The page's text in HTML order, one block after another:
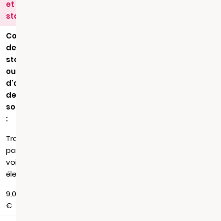
et
statuts
Copie
de
statuts
ou
d'acte
de
société
:
Transmission
par
voie
électronique
9,08
€